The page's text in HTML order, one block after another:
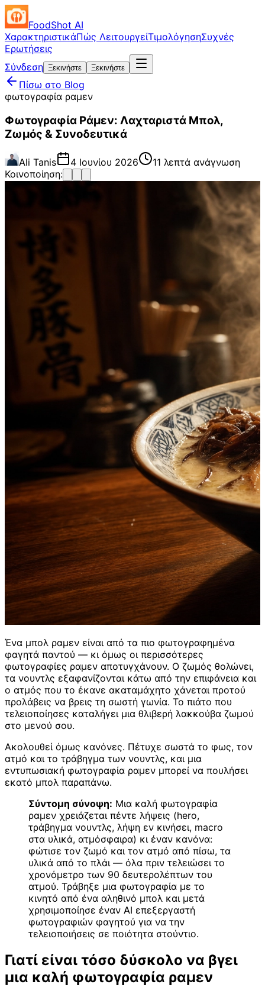
FoodShot AI
ΧαρακτηριστικάΠώς ΛειτουργείΤιμολόγησηΣυχνές
Ερωτήσεις
Σύνδεση Ξεκινήστε Ξεκινήστε
Πίσω στο Blog
φωτογραφία ραμεν
Φωτογραφία Ράμεν: Λαχταριστά Μπολ,
Ζωμός & Συνοδευτικά
Ali Tanis 4 Ιουνίου 2026
11 λεπτά ανάγνωση
Κοινοποίηση:
Ένα μπολ ραμεν είναι από τα πιο φωτογραφημένα
φαγητά παντού — κι όμως οι περισσότερες
φωτογραφίες ραμεν αποτυγχάνουν. Ο ζωμός θολώνει,
τα νουντλς εξαφανίζονται κάτω από την επιφάνεια και
ο ατμός που το έκανε ακαταμάχητο χάνεται προτού
προλάβεις να βρεις τη σωστή γωνία. Το πιάτο που
τελειοποίησες καταλήγει μια θλιβερή λακκούβα ζωμού
στο μενού σου.
Ακολουθεί όμως κανόνες. Πέτυχε σωστά το φως, τον
ατμό και το τράβηγμα των νουντλς, και μια
εντυπωσιακή φωτογραφία ραμεν μπορεί να πουλήσει
εκατό μπολ παραπάνω.
Σύντομη σύνοψη: Μια καλή φωτογραφία
ραμεν χρειάζεται πέντε λήψεις (hero,
τράβηγμα νουντλς, λήψη εν κινήσει, macro
στα υλικά, ατμόσφαιρα) κι έναν κανόνα:
φώτισε τον ζωμό και τον ατμό από πίσω, τα
υλικά από το πλάι — όλα πριν τελειώσει το
χρονόμετρο των 90 δευτερολέπτων του
ατμού. Τράβηξε μια φωτογραφία με το
κινητό από ένα αληθινό μπολ και μετά
χρησιμοποίησε έναν AI επεξεργαστή
φωτογραφιών φαγητού για να την
τελειοποιήσεις σε ποιότητα στούντιο.
Γιατί είναι τόσο δύσκολο να βγει
μια καλή φωτογραφία ραμεν